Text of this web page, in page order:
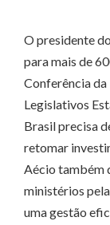
O presidente
para mais de
Conferência
Legislativos
Brasil precisa
retomar
Aécio também
ministérios
uma gestão